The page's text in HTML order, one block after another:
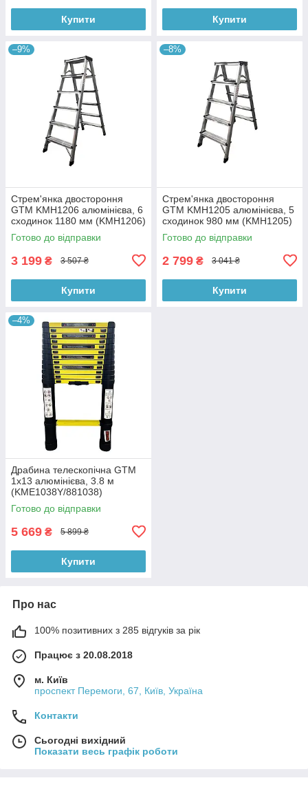
Купити Купити
–9%
Стрем'янка двостороння
GTM KMH1206 алюмінієва, 6
сходинок 1180 мм (KMH1206)
Готово до відправки
3 199 ₴ 3 507 ₴
Купити
–8%
Стрем'янка двостороння
GTM KMH1205 алюмінієва, 5
сходинок 980 мм (KMH1205)
Готово до відправки
2 799 ₴ 3 041 ₴
Купити
–4%
Драбина телескопічна GTM
1x13 алюмінієва, 3.8 м
(KME1038Y/881038)
Готово до відправки
5 669 ₴ 5 899 ₴
Купити
Про нас
100% позитивних з 285 відгуків за рік
Працює з 20.08.2018
м. Київ
проспект Перемоги, 67, Київ, Україна
Контакти
Сьогодні вихідний
Показати весь графік роботи